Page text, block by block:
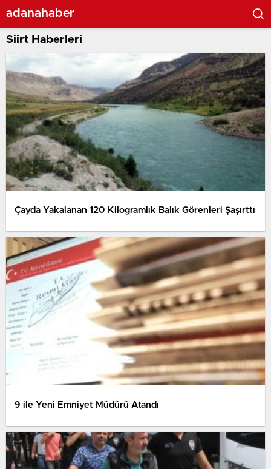
adanahaber
Siirt Haberleri
Çayda Yakalanan 120 Kilogramlık Balık Görenleri Şaşırttı
9 ile Yeni Emniyet Müdürü Atandı